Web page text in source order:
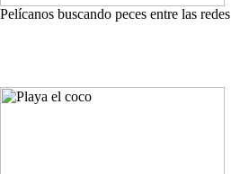
Pelícanos buscando peces entre las redes